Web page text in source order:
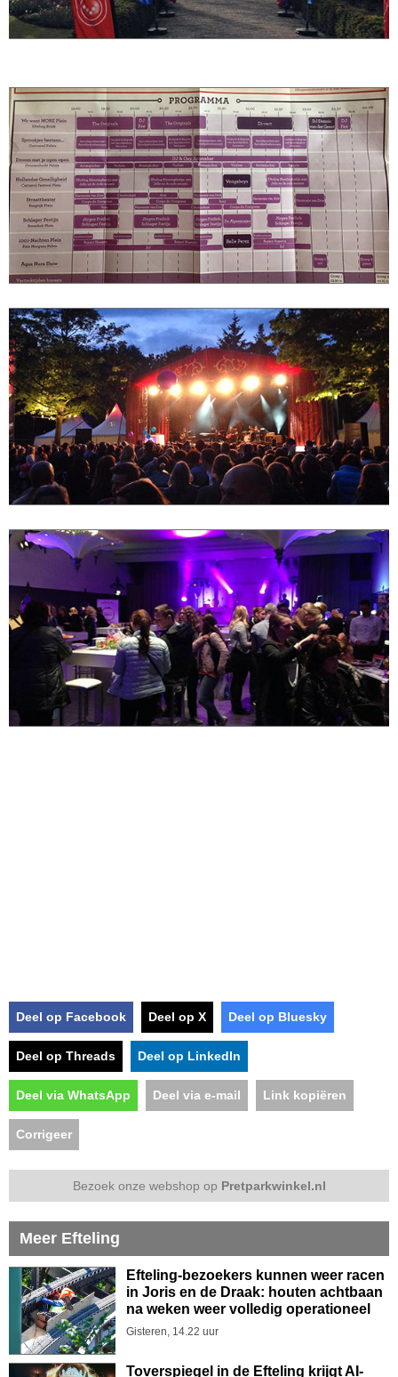
Deel op Facebook Deel op X Deel op Bluesky
Deel op Threads Deel op LinkedIn
Deel via WhatsApp Deel via e-mail Link kopiëren
Corrigeer
Bezoek onze webshop op Pretparkwinkel.nl
Meer Efteling
Efteling-bezoekers kunnen weer racen
in Joris en de Draak: houten achtbaan
na weken weer volledig operationeel
Gisteren, 14.22 uur
Toverspiegel in de Efteling krijgt AI-